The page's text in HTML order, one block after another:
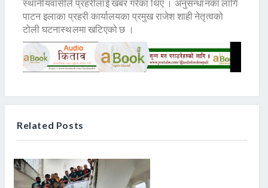
स्थानीयवासीले प्रहरीलाई खबर गरेका थिए । अनुसन्धानका लागि
पाटन इलाका प्रहरी कार्यालयका प्रमुख राजेश शाही नेतृत्वको
टोली घटनास्थलमा खटिएको छ ।
Related Posts